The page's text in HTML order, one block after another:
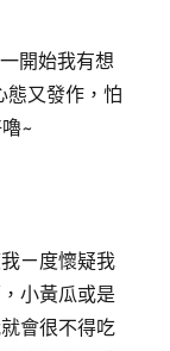
開始我有想
又發作，怕
~
ㄧ度懷疑我
小黃瓜或是
會很不得吃